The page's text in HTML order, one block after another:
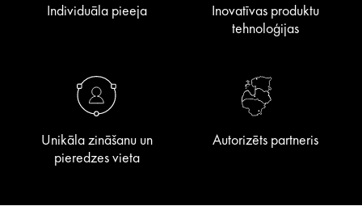
Individuāla pieeja
Inovatīvas produktu
tehnoloģijas
Unikāla zināšanu un
pieredzes vieta
Autorizēts partneris